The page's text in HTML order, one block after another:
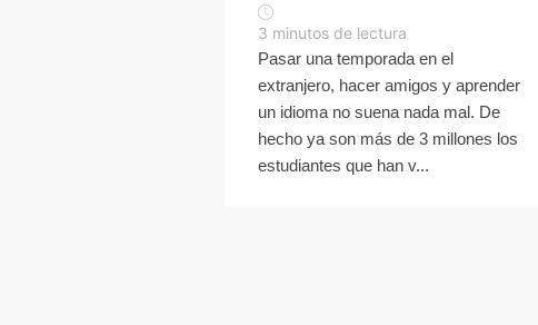
3 minutos de lectura
Pasar una temporada en el
extranjero, hacer amigos y aprender
un idioma no suena nada mal. De
hecho ya son más de 3 millones los
estudiantes que han v...